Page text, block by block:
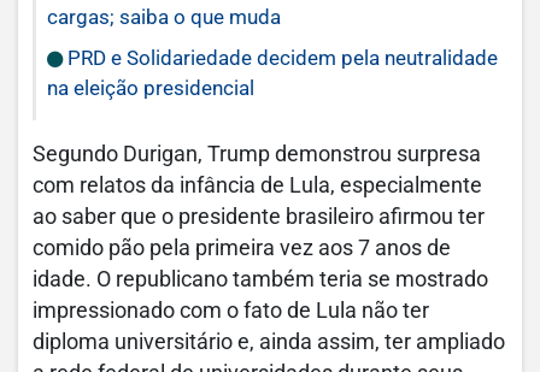
cargas; saiba o que muda
PRD e Solidariedade decidem pela neutralidade
na eleição presidencial
Segundo Durigan, Trump demonstrou surpresa
com relatos da infância de Lula, especialmente
ao saber que o presidente brasileiro afirmou ter
comido pão pela primeira vez aos 7 anos de
idade. O republicano também teria se mostrado
impressionado com o fato de Lula não ter
diploma universitário e, ainda assim, ter ampliado